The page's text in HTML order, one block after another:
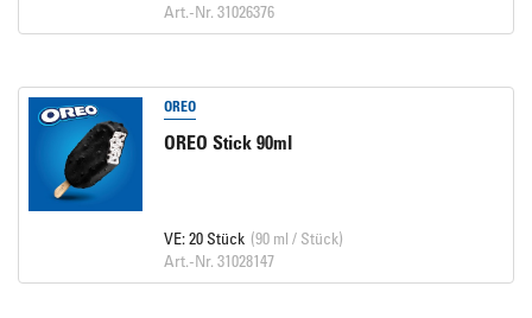
Art.-Nr. 31026376
OREO
OREO Stick 90ml
VE: 20 Stück (90 ml / Stück)
Art.-Nr. 31028147